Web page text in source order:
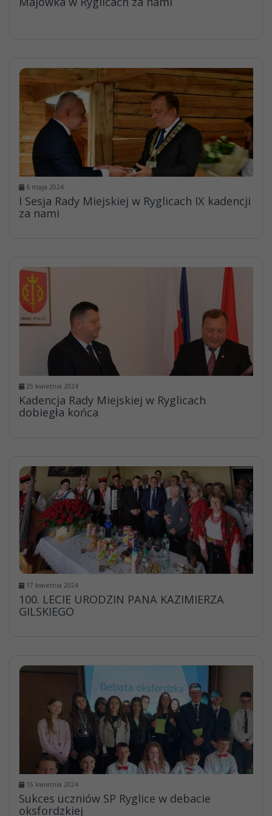
6 maja 2024
I Sesja Rady Miejskiej w Ryglicach IX kadencji
za nami
25 kwietnia 2024
Kadencja Rady Miejskiej w Ryglicach
dobiegła końca
17 kwietnia 2024
100. LECIE URODZIN PANA KAZIMIERZA
GILSKIEGO
15 kwietnia 2024
Sukces uczniów SP Ryglice w debacie
oksfordzkiej